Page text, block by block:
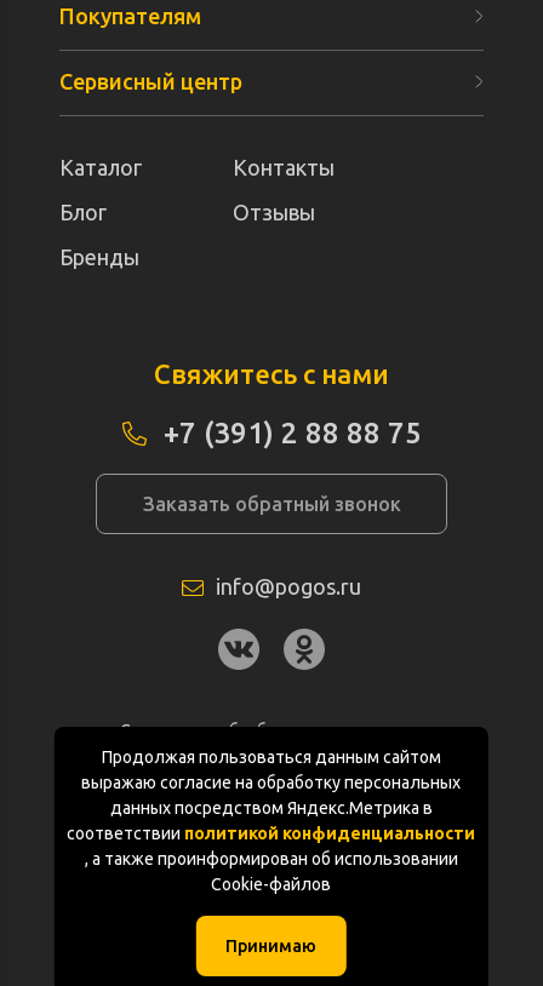
Продолжая пользоваться данным сайтом
выражаю согласие на обработку персональных
данных посредством Яндекс.Метрика в
соответствии политикой конфиденциальности
, а также проинформирован об использовании
Cookie-файлов
Принимаю
Покупателям
Сервисный центр
Каталог
Контакты
Блог
Отзывы
Бренды
Свяжитесь с нами
+7 (391) 2 88 88 75
Заказать обратный звонок
info@pogos.ru
Согласие на обработку персональных
данных
Политика конфиденциальности
Документация
(с) «POGOS.ru» 2010-2026 (ИП Чивчян М.Р.)